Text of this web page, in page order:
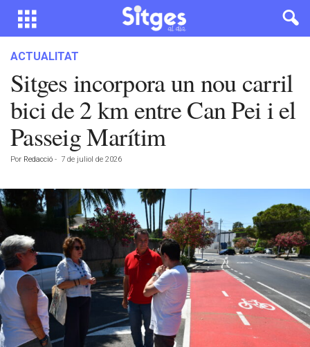
ACTUALITAT
Sitges incorpora un nou carril
bici de 2 km entre Can Pei i el
Passeig Marítim
Por Redacció - 7 de juliol de 2026